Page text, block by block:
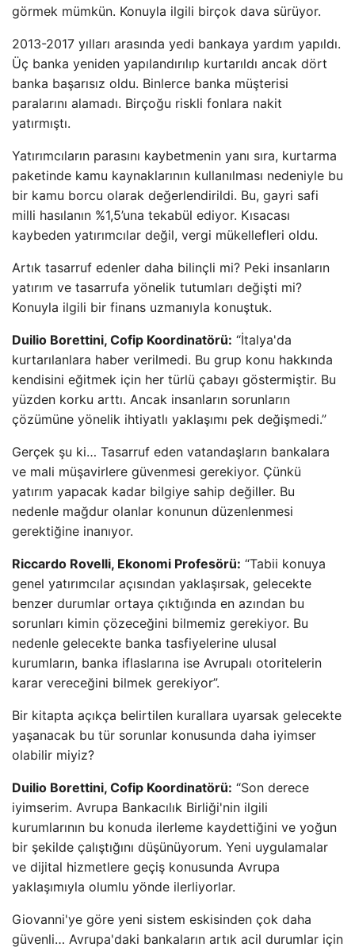
görmek mümkün. Konuyla ilgili birçok dava sürüyor.
2013-2017 yılları arasında yedi bankaya yardım yapıldı.
Üç banka yeniden yapılandırılıp kurtarıldı ancak dört
banka başarısız oldu. Binlerce banka müşterisi
paralarını alamadı. Birçoğu riskli fonlara nakit
yatırmıştı.
Yatırımcıların parasını kaybetmenin yanı sıra, kurtarma
paketinde kamu kaynaklarının kullanılması nedeniyle bu
bir kamu borcu olarak değerlendirildi. Bu, gayri safi
milli hasılanın %1,5’una tekabül ediyor. Kısacası
kaybeden yatırımcılar değil, vergi mükellefleri oldu.
Artık tasarruf edenler daha bilinçli mi? Peki insanların
yatırım ve tasarrufa yönelik tutumları değişti mi?
Konuyla ilgili bir finans uzmanıyla konuştuk.
Duilio Borettini, Cofip Koordinatörü: “İtalya'da
kurtarılanlara haber verilmedi. Bu grup konu hakkında
kendisini eğitmek için her türlü çabayı göstermiştir. Bu
yüzden korku arttı. Ancak insanların sorunların
çözümüne yönelik ihtiyatlı yaklaşımı pek değişmedi.”
Gerçek şu ki… Tasarruf eden vatandaşların bankalara
ve mali müşavirlere güvenmesi gerekiyor. Çünkü
yatırım yapacak kadar bilgiye sahip değiller. Bu
nedenle mağdur olanlar konunun düzenlenmesi
gerektiğine inanıyor.
Riccardo Rovelli, Ekonomi Profesörü: “Tabii konuya
genel yatırımcılar açısından yaklaşırsak, gelecekte
benzer durumlar ortaya çıktığında en azından bu
sorunları kimin çözeceğini bilmemiz gerekiyor. Bu
nedenle gelecekte banka tasfiyelerine ulusal
kurumların, banka iflaslarına ise Avrupalı ​​otoritelerin
karar vereceğini bilmek gerekiyor”.
Bir kitapta açıkça belirtilen kurallara uyarsak gelecekte
yaşanacak bu tür sorunlar konusunda daha iyimser
olabilir miyiz?
Duilio Borettini, Cofip Koordinatörü: “Son derece
iyimserim. Avrupa Bankacılık Birliği'nin ilgili
kurumlarının bu konuda ilerleme kaydettiğini ve yoğun
bir şekilde çalıştığını düşünüyorum. Yeni uygulamalar
ve dijital hizmetlere geçiş konusunda Avrupa
yaklaşımıyla olumlu yönde ilerliyorlar.
Giovanni'ye göre yeni sistem eskisinden çok daha
güvenli… Avrupa'daki bankaların artık acil durumlar için